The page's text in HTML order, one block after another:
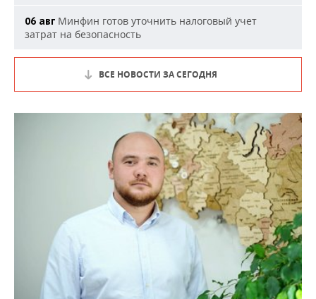
06 авг Минфин готов уточнить налоговый учет
затрат на безопасность
ВСЕ НОВОСТИ ЗА СЕГОДНЯ